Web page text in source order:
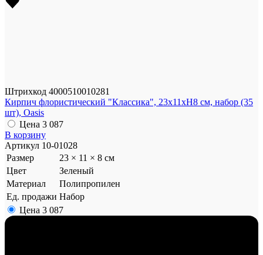
Штрихкод 4000510010281
Кирпич флористический "Классика", 23x11xH8 см, набор (35
шт), Oasis
Цена 3 087
В корзину
Артикул 10-01028
Размер
23 × 11 × 8 см
Цвет
Зеленый
Материал
Полипропилен
Ед. продажи Набор
Цена 3 087